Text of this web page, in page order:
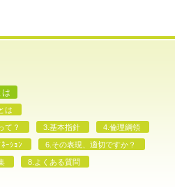
は
て？ 3.基本指針 4.倫理綱領
ｰｼｮﾝ 6.その表現、適切ですか？
8.よくある質問